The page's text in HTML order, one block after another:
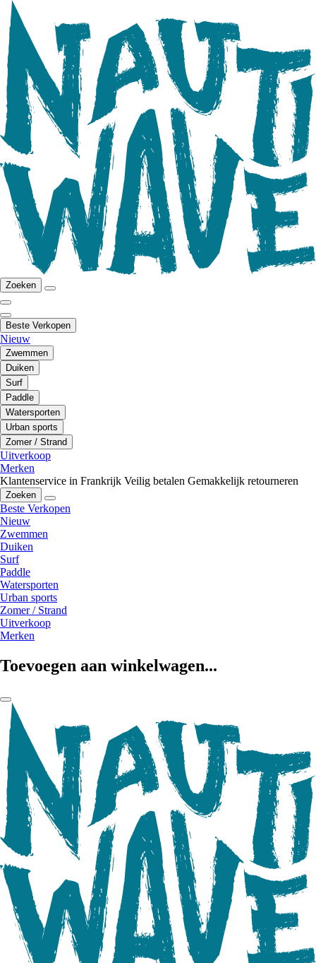
Zoeken
Beste Verkopen
Nieuw
Zwemmen
Duiken
Surf
Paddle
Watersporten
Urban sports
Zomer / Strand
Uitverkoop
Merken
Klantenservice in Frankrijk Veilig betalen Gemakkelijk retourneren
Zoeken
Beste Verkopen
Nieuw
Zwemmen
Duiken
Surf
Paddle
Watersporten
Urban sports
Zomer / Strand
Uitverkoop
Merken
Toevoegen aan winkelwagen...